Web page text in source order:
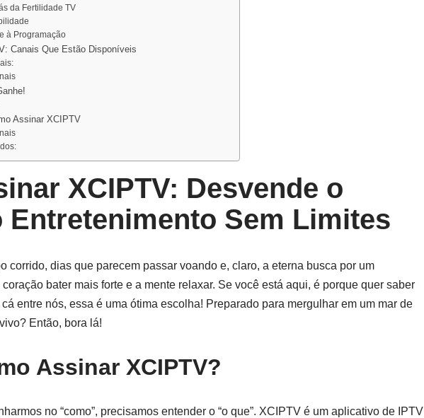
da Fertilidade TV
à Programação
Canais Que Estão Disponíveis
Assinar XCIPTV
XCIPTV: Desvende o
Entretenimento Sem Limites
corrido, dias que parecem passar voando e, claro, a eterna busca por um
bater mais forte e a mente relaxar. Se você está aqui, é porque quer saber
cá entre nós, essa é uma ótima escolha! Preparado para mergulhar em um mar de
Então, bora lá!
Assinar XCIPTV?
no “como”, precisamos entender o “o que”. XCIPTV é um aplicativo de IPTV